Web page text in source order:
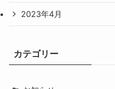
2023年4月
カテゴリー